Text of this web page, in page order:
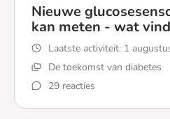
Nieuwe
kan meten - wat
Laatste activiteit: 1
De toekomst van diabetes
29 reacties
Lees meer over Nieuwe